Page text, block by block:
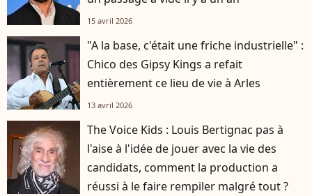
15 avril 2026
"A la base, c'était une friche industrielle" :
Chico des Gipsy Kings a refait
entièrement ce lieu de vie à Arles
13 avril 2026
The Voice Kids : Louis Bertignac pas à
l'aise à l'idée de jouer avec la vie des
candidats, comment la production a
réussi à le faire rempiler malgré tout ?